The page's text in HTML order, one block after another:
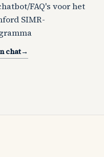
FAQ's voor het
SIMR-
chat→